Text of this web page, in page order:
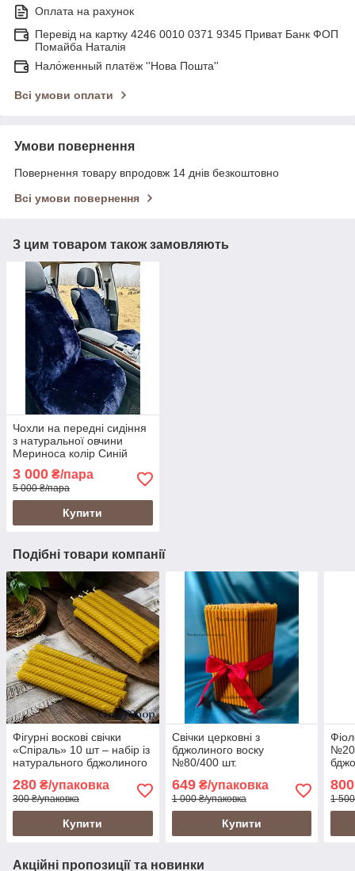
Оплата на рахунок
Перевід на картку 4246 0010 0371 9345 Приват Банк ФОП
Помайба Наталія
Нало́женный платёж ''Нова Пошта''
Всі умови оплати
Умови повернення
Повернення товару впродовж 14 днів безкоштовно
Всі умови повернення
З цим товаром також замовляють
Чохли на передні сидіння
з натуральної овчини
Мериноса колір Синій
3 000 ₴/пара
5 000 ₴/пара
Купити
Подібні товари компанії
Фігурні воскові свічки
«Спіраль» 10 шт – набір із
натурального бджолиного
ручної роботи
280 ₴/упаковка
300 ₴/упаковка
Купити
Свічки церковні з
бджолиного воску
№80/400 шт.
649₴/упаковка
1 000 ₴/упаковка
Купити
№20
800
1
Акційні пропозиції та новинки